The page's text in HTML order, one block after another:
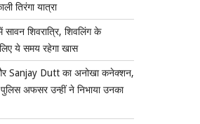
तिरंगा यात्रा
सावन शिवरात्रि, शिवलिंग के
ये समय रहेगा खास
Sanjay Dutt का अनोखा कनेक्शन,
अफसर उन्हीं ने निभाया उनका